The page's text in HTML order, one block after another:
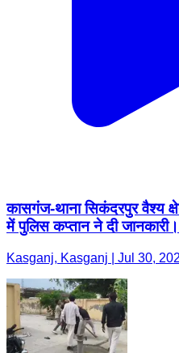
कासगंज-थाना सिकंदरपुर वैश्य
में पुलिस कप्तान ने दी जानकारी।
Kasganj, Kasganj | Jul 30,